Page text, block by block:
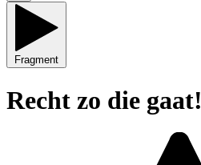
Fragment
Recht zo die gaat!